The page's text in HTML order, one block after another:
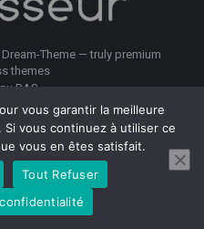
Theme — truly premium
themes
BAS
vous garantir la meilleure
vous continuez à utiliser ce
vous en êtes satisfait.
Tout Refuser